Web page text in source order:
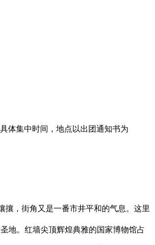
体集中时间，地点以出团通知书为
，街角又是一番市井平和的气息。这里
地。红墙尖顶辉煌典雅的国家博物馆占